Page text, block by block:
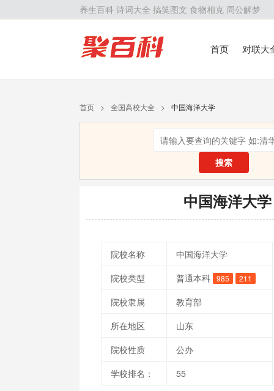
养生百科 诗词大全 搞笑图文 食物相克 周公解梦
首页
对联大
首页 > 全国高校大全 > 中国海洋大学
搜索
中国海洋大学
院校名称
中国海洋大学
院校类型
普通本科 985 211
院校隶属
教育部
所在地区
山东
院校性质
公办
学校排名：
55